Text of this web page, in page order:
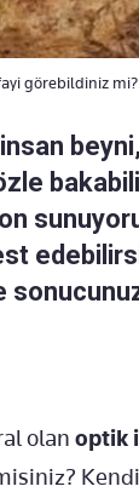
görebildiniz mi?
olan optik